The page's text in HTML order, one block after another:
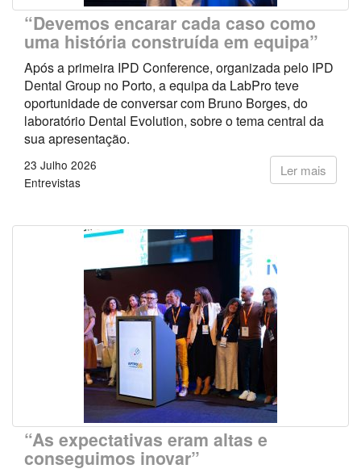
“Devemos encarar cada caso como
uma história construída em equipa”
Após a primeira IPD Conference, organizada pelo IPD
Dental Group no Porto, a equipa da LabPro teve
oportunidade de conversar com Bruno Borges, do
laboratório Dental Evolution, sobre o tema central da
sua apresentação.
Ler mais
23 Julho 2026
Entrevistas
“As expectativas eram altas e
conseguimos inovar”